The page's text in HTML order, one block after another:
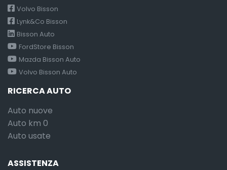
Volvo Bisson
Lynk&Co Bisson
Bisson Auto
FordStore Bisson
Mazda Bisson Auto
Volvo Bisson Auto
RICERCA AUTO
Auto nuove
Auto km 0
Auto usate
ASSISTENZA